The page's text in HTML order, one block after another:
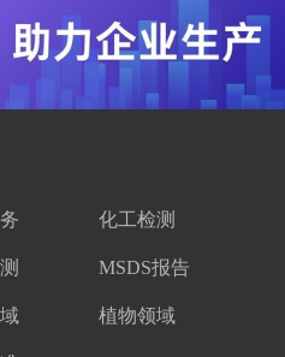
化工检测
MSDS报告
植物领域